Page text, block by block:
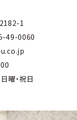
1
49-0060
曜・祝日